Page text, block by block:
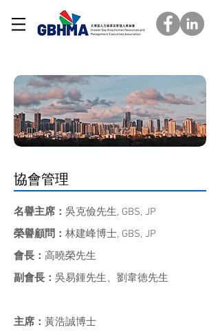
協會管理
名譽主席： 吳克儉先生, GBS, JP
榮譽顧問： 林建峰博士, GBS, JP
會長： 高曉榮先生
副會長： 吳易鍾先生、劉韋徳先生
主席： 黃浩誠博士